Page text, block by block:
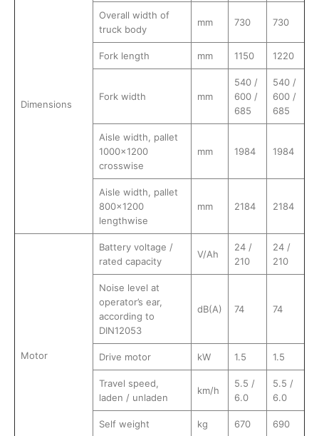
Dimensions
Overall width of
truck body
mm 730 730
Fork length mm 1150 1220
Fork width mm
540 /
600 /
685
540 /
600 /
685
Aisle width, pallet
1000×1200
crosswise
mm 1984 1984
Aisle width, pallet
800×1200
lengthwise
mm 2184 2184
Motor
Battery voltage /
rated capacity
V/Ah
24 /
210
24 /
210
Noise level at
operator’s ear,
according to
DIN12053
dB(A) 74 74
Drive motor kW 1.5 1.5
Travel speed,
laden / unladen
km/h
5.5 /
6.0
5.5 /
6.0
Self weight kg 670 690